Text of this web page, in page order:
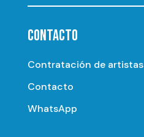
CONTACTO
Contratación de artistas
Contacto
WhatsApp